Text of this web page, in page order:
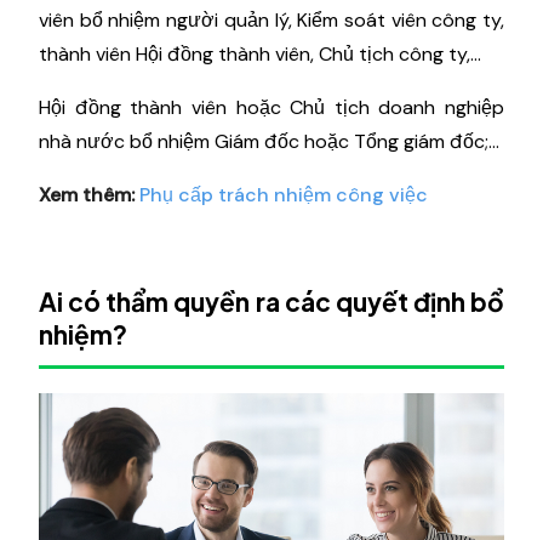
viên bổ nhiệm người quản lý, Kiểm soát viên công ty,
thành viên Hội đồng thành viên, Chủ tịch công ty,...
Hội đồng thành viên hoặc Chủ tịch doanh nghiệp
nhà nước bổ nhiệm Giám đốc hoặc Tổng giám đốc;...
Xem thêm: Phụ cấp trách nhiệm công việc
Ai có thẩm quyền ra các quyết định bổ
nhiệm?